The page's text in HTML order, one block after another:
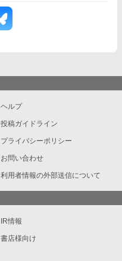
ヘルプ
投稿ガイドライン
プライバシーポリシー
お問い合わせ
利用者情報の外部送信について
IR情報
書店様向け